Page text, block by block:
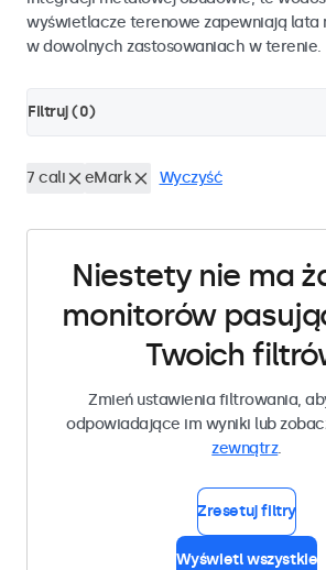
wyświetlacze terenowe zapewniają lata
w dowolnych zastosowaniach w terenie.
Filtruj (0)
7 cali eMark Wyczyść
Niestety nie ma
monitorów
Twoich
Zmień ustawienia filtrowania,
odpowiadające im wyniki lub
zewnątrz.
Zresetuj filtry
Wyświetl wszystkie